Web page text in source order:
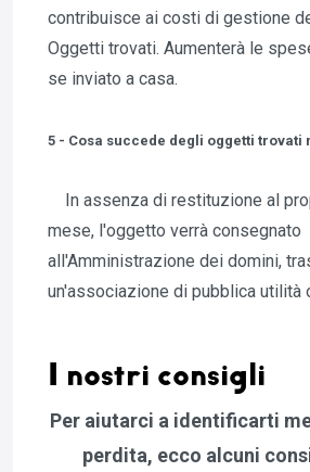
contribuisce ai costi di gestione
Oggetti trovati. Aumenterà le
se inviato a casa.
5 - Cosa succede degli oggetti trovati
In assenza di restituzione al
mese, l'oggetto verrà consegnato
all'Amministrazione dei domini,
un'associazione di pubblica utilità
I nostri consigli
Per aiutarci a identificarti
perdita, ecco alcuni